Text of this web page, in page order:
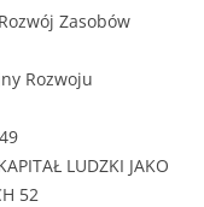
Zasobów
Rozwoju
LUDZKI JAKO
52